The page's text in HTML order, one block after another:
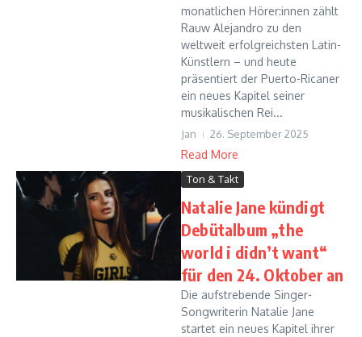
monatlichen Hörer:innen zählt
Rauw Alejandro zu den
weltweit erfolgreichsten Latin-
Künstlern – und heute
präsentiert der Puerto-Ricaner
ein neues Kapitel seiner
musikalischen Rei...
Jan 26. September 2025
Read More
Ton & Takt
Natalie Jane kündigt
Debütalbum „the
world i didn’t want“
für den 24. Oktober an
Die aufstrebende Singer-
Songwriterin Natalie Jane
startet ein neues Kapitel ihrer